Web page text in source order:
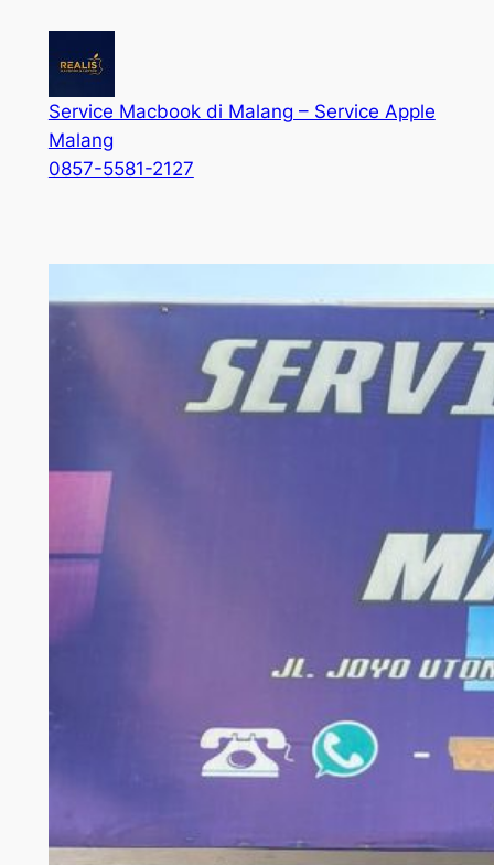
Service Macbook di Malang – Service Apple
Malang
0857-5581-2127